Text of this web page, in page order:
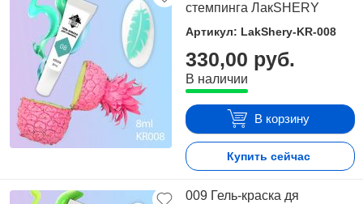
стемпинга ЛакSHERY
Артикул: LakShery-KR-008
330,00 руб.
В наличии
В корзину
Купить сейчас
009 Гель-краска дя